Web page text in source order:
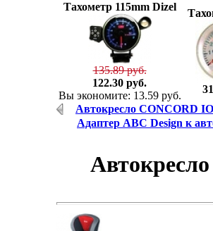
Тахометр 115mm Dizel
135.89 руб.
122.30 руб.
Вы экономите: 13.59 руб.
Aвтокресло CONCORD
Адаптер ABC Design к